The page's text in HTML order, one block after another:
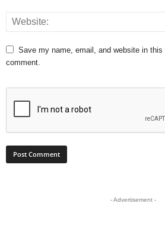
Save my name, email, and website in
comment.
- Advertisement -